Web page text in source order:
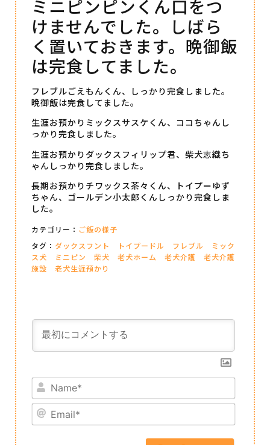
ミニピンピンくん口をつ
けませんでした。しばら
く置いておきます。晩御飯
は完食してました。
フレブルごえもんくん、しっかり完食しました。
晩御飯は完食してました。
生涯お預かりミックスサスケくん、ココちゃんし
っかり完食しました。
生涯お預かりダックスフィリップ君、柴犬志織ち
ゃんしっかり完食しました。
長期お預かりチワックス茶々くん、トイプーゆず
ちゃん、ゴールデン小太郎くんしっかり完食しま
した。
カテゴリー： ご飯の様子
タグ： ダックスフント トイプードル フレブル
ミック
ス犬
ミニピン 柴犬 老犬ホーム 老犬介護
老犬介護
施設
老犬生涯預かり
Name*
Email*